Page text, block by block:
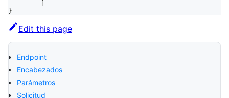
}
Edit this page
Endpoint
Encabezados
Parámetros
Solicitud